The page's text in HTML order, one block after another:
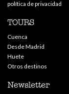
política de privacidad
TOURS
Cuenca
Desde Madrid
Huete
Otros destinos
Newsletter